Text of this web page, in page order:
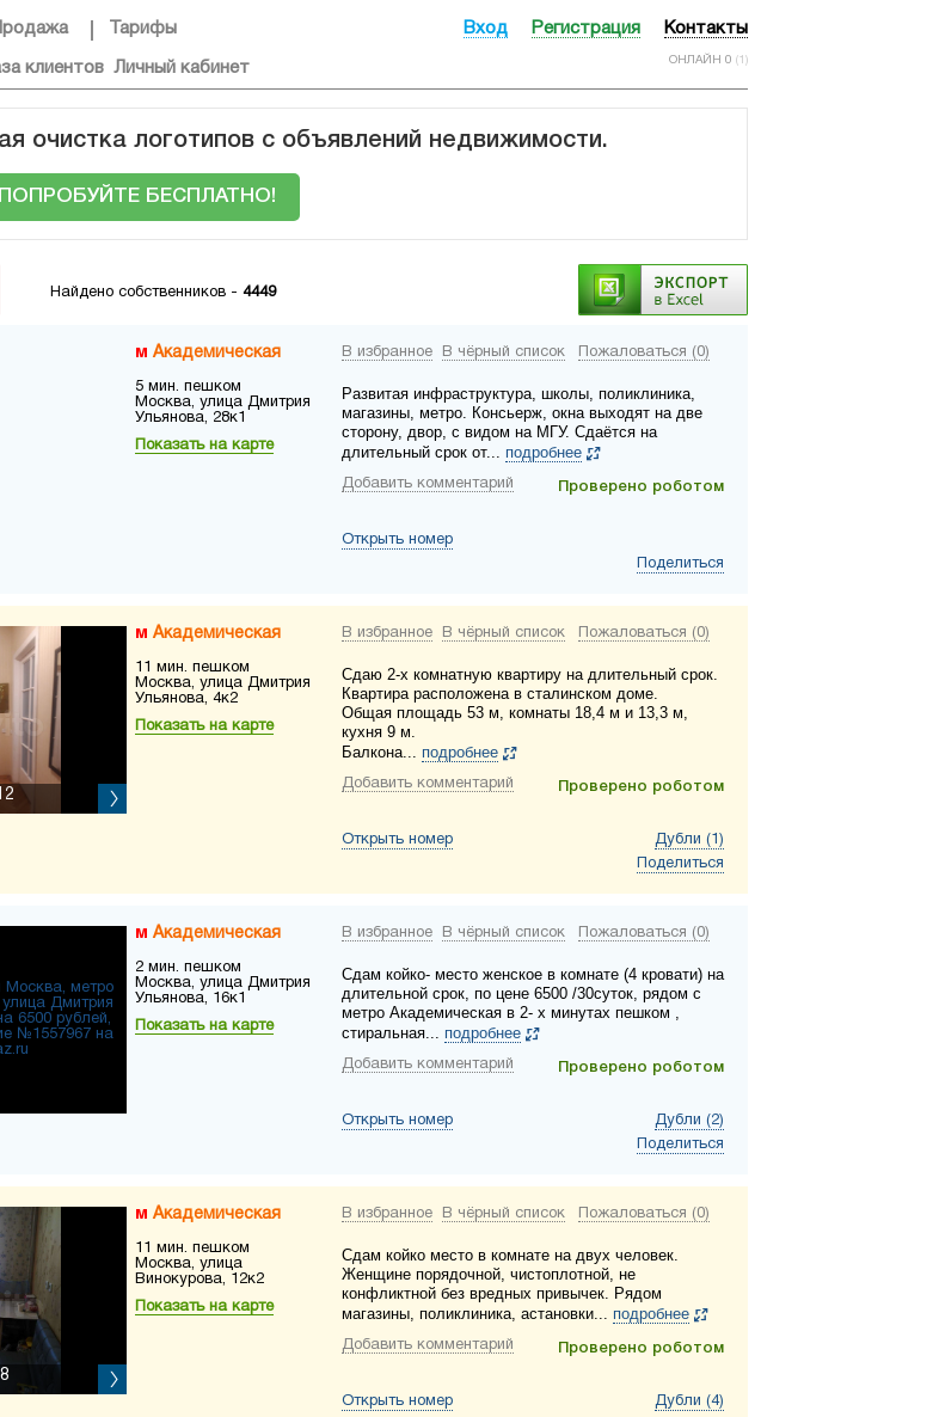
Тарифы
клиентов Личный кабинет
Контакты
Регистрация
Вход
ОНЛАЙН 0 (1)
очистка логотипов с объявлений недвижимости.
ПОПРОБУЙТЕ БЕСПЛАТНО!
Найдено собственников - 4449
Академическая
5 мин. пешком
Москва, улица Дмитрия
Ульянова, 28к1
Показать на карте
В избранное В чёрный список Пожаловаться (0)
Развитая инфраструктура, школы, поликлиника,
магазины, метро. Консьерж, окна выходят на две
сторону, двор, с видом на МГУ. Сдаётся на
длительный срок от... подробнее
Проверено роботом
Добавить комментарий
Открыть номер
Поделиться
Академическая
11 мин. пешком
Москва, улица Дмитрия
Ульянова, 4к2
Показать на карте
В избранное В чёрный список Пожаловаться (0)
Сдаю 2-х комнатную квартиру на длительный срок.
Квартира расположена в сталинском доме.
Общая площадь 53 м, комнаты 18,4 м и 13,3 м,
кухня 9 м.
Балкона... подробнее
Проверено роботом
Добавить комментарий
Открыть номер
Дубли (1)
Поделиться
Академическая
2 мин. пешком
Москва, улица Дмитрия
Ульянова, 16к1
Показать на карте
В избранное В чёрный список Пожаловаться (0)
Сдам койко- место женское в комнате (4 кровати) на
длительной срок, по цене 6500 /30суток, рядом с
метро Академическая в 2- х минутах пешком ,
стиральная... подробнее
Проверено роботом
Добавить комментарий
Открыть номер
Дубли (2)
Поделиться
Академическая
11 мин. пешком
Москва, улица
Винокурова, 12к2
Показать на карте
В избранное В чёрный список Пожаловаться (0)
Сдам койко место в комнате на двух человек.
Женщине порядочной, чистоплотной, не
конфликтной без вредных привычек. Рядом
магазины, поликлиника, астановки... подробнее
Проверено роботом
Добавить комментарий
Открыть номер
Дубли (4)